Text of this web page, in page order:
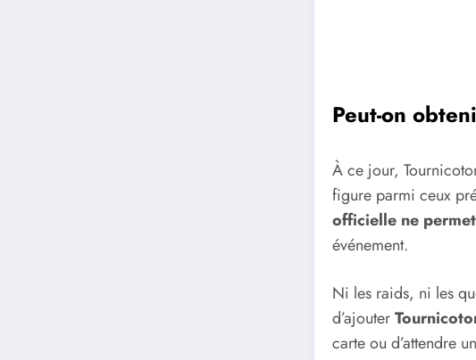
Peut-on
À ce jour,
figure parmi ceux
officielle ne
événement.
Ni les raids, ni les
d’ajouter
carte ou d’attendre